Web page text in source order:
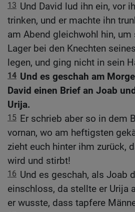
13 Und David lud ihn ein, vor
trinken, und er machte ihn
am Abend gleichwohl hin,
Lager bei den Knechten
legen, und ging nicht in sein
14 Und es geschah am
David einen Brief an Joab
Urija.
15 Er schrieb aber so in dem
vornan, wo am heftigsten
zieht euch hinter ihm zurück,
wird und stirbt!
16 Und es geschah, als Joab
einschloss, da stellte er Urija
er wusste, dass tapfere